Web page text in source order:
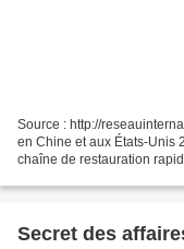
Source : http://
en Chine et aux États-Unis
chaîne de restauration
Secret des